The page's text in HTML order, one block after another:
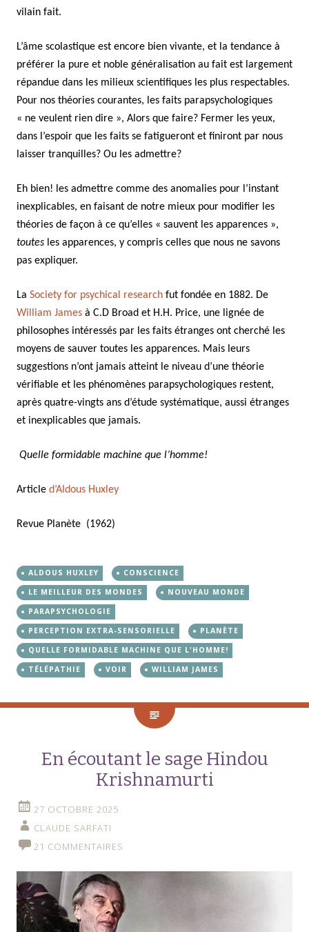
vilain fait.
L’âme scolastique est encore bien vivante, et la tendance à
préférer la pure et noble généralisation au fait est largement
répandue dans les milieux scientifiques les plus respectables.
Pour nos théories courantes, les faits parapsychologiques
« ne veulent rien dire », Alors que faire? Fermer les yeux,
dans l’espoir que les faits se fatigueront et finiront par nous
laisser tranquilles? Ou les admettre?
Eh bien! les admettre comme des anomalies pour l’instant
inexplicables, en faisant de notre mieux pour modifier les
théories de façon à ce qu’elles « sauvent les apparences »,
toutes les apparences, y compris celles que nous ne savons
pas expliquer.
La Society for psychical research fut fondée en 1882. De
William James à C.D Broad et H.H. Price, une lignée de
philosophes intéressés par les faits étranges ont cherché les
moyens de sauver toutes les apparences. Mais leurs
suggestions n’ont jamais atteint le niveau d’une théorie
vérifiable et les phénomènes parapsychologiques restent,
après quatre-vingts ans d’étude systématique, aussi étranges
et inexplicables que jamais.
Quelle formidable machine que l’homme!
Article d’Aldous Huxley
Revue Planète (1962)
ALDOUS HUXLEY
CONSCIENCE
LE MEILLEUR DES MONDES
NOUVEAU MONDE
PARAPSYCHOLOGIE
PERCEPTION EXTRA-SENSORIELLE
PLANÈTE
QUELLE FORMIDABLE MACHINE QUE L'HOMME!
TÉLÉPATHIE
VOIR WILLIAM JAMES
En écoutant le sage Hindou
Krishnamurti
27 OCTOBRE 2025
CLAUDE SARFATI
21 COMMENTAIRES